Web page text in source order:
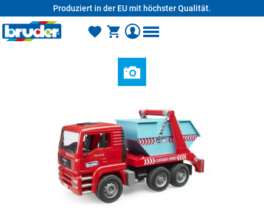
Produziert in der EU mit höchster Qualität.